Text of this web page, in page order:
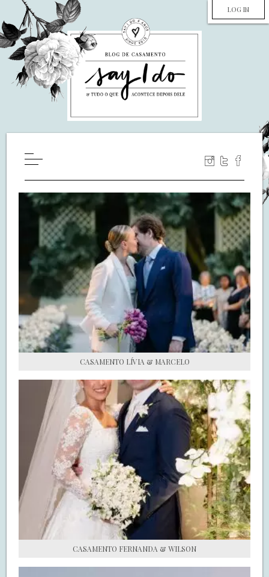
LOG IN
WILL YOU MARRY ME?
LUA DE MEL
COZINHA
DECORAÇÃO
DE NOIVA PRA NOIVA
S.O.S CASADAS
FALE COM O SAY I DO
CASAMENTO LÍVIA & MARCELO
CASAMENTO FERNANDA & WILSON